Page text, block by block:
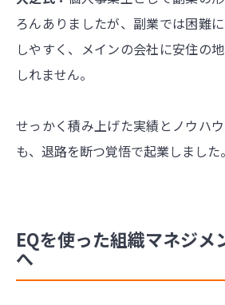
ろんありましたが、副業では困難
しやすく、メインの会社に安住の
しれません。
せっかく積み上げた実績とノウハ
も、退路を断つ覚悟で起業しました。
EQを使った組織マネジメ
へ